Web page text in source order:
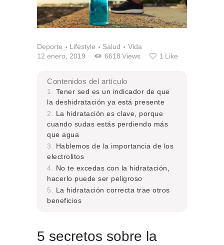
Deporte Lifestyle Salud
Vida
12 enero, 2019
6618 Views 1 Like
Contenidos del artículo
Tener sed es un indicador de que
la deshidratación ya está presente
La hidratación es clave, porque
cuando sudas estás perdiendo más
que agua
Hablemos de la importancia de los
electrolitos
No te excedas con la hidratación,
hacerlo puede ser peligroso
La hidratación correcta trae otros
beneficios
5 secretos sobre la